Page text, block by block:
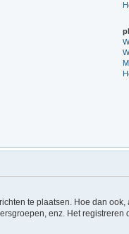
te plaatsen. Hoe dan
enz. Het registreren